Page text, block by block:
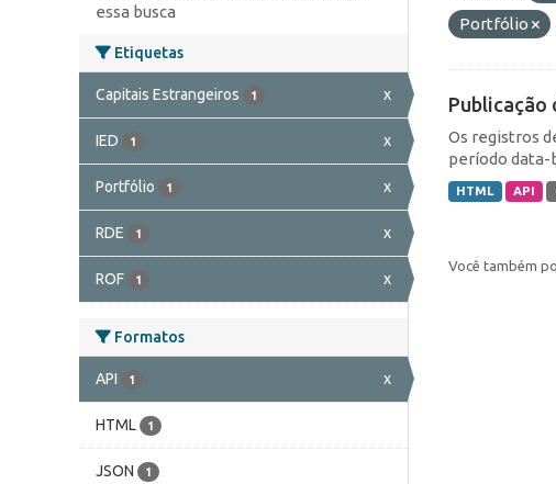
essa busca
Etiquetas
Capitais Estrangeiros 1 x
IED 1 x
Portfólio 1 x
RDE 1 x
ROF 1 x
Formatos
API 1 x
HTML 1
JSON 1
Portfólio
Publicação
Os registros
período data-
HTML API
Você também